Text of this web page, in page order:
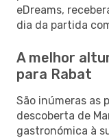
eDreams,
dia da partida
A melhor
para Rabat
São inúmeras as
descoberta de
gastronómica à